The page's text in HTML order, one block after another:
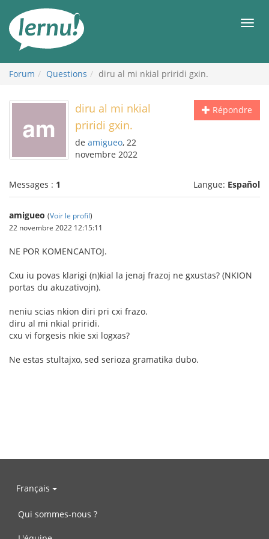
contenu
Forum Questions diru al mi nkial priridi gxin.
Répondre
diru al mi nkial
priridi gxin.
de amigueo, 22
novembre 2022
Messages : 1 Langue: Español
amigueo (Voir le profil)
22 novembre 2022 12:15:11
NE POR KOMENCANTOJ.
Cxu iu povas klarigi (n)kial la jenaj frazoj ne gxustas? (NKION
portas du akuzativojn).
neniu scias nkion diri pri cxi frazo.
diru al mi nkial priridi.
cxu vi forgesis nkie sxi logxas?
Ne estas stultajxo, sed serioza gramatika dubo.
Français
Qui sommes-nous ?